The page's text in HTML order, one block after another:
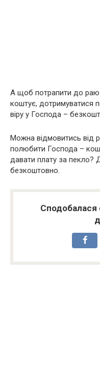
А щоб потрапити до раю
коштує, дотримуватися
віру у Господа –
Можна відмовитись від
полюбити Господа –
давати плату за
безкоштовно.
Сподобалася